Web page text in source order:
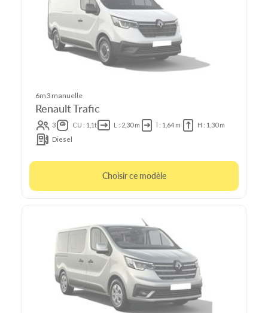
6m3 manuelle
Renault Trafic
3 CU : 1,1t L : 2,30 m l : 1,64 m
H : 1,30 m
Diesel
Choisir ce modèle